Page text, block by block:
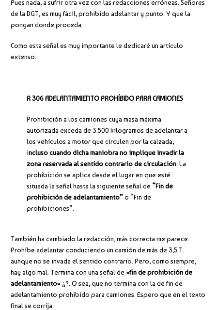
Pues nada, a sufrir otra vez con las redacciones erróneas. Señores
de la DGT, es muy fácil, prohibido adelantar y punto. Y que la
pongan donde proceda.
Como esta señal es muy importante le dedicaré un artículo
extenso.
R 306 ADELANTAMIENTO PROHÍBIDO PARA CAMIONES
Prohibición a los camiones cuya masa máxima
autorizada exceda de 3.500 kilogramos de adelantar a
los vehículos a motor que circulen por la calzada,
incluso cuando dicha maniobra no implique invadir la
zona reservada al sentido contrario de circulación. La
prohibición se aplica desde el lugar en que esté
situada la señal hasta la siguiente señal de “Fin de
prohibición de adelantamiento”o “Fin de
prohibiciones”.
También ha cambiado la redacción, más correcta me parece.
Prohíbe adelantar conduciendo un camión de más de 3,5 T.
aunque no se invada el sentido contrario. Pero, como siempre,
hay algo mal. Termina con una señal de«fin de prohibición de
adelantamiento» ¿?. O sea, que no termina con la de fin de
adelantamiento prohibido para camiones. Espero que en el texto
final se corrija.